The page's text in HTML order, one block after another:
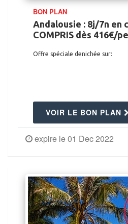
BON PLAN
Andalousie : 8j/7n en
COMPRIS dès 416€/
Offre spéciale denichée sur:
VOIR LE BON PLAN
expire le 01 Dec 2022